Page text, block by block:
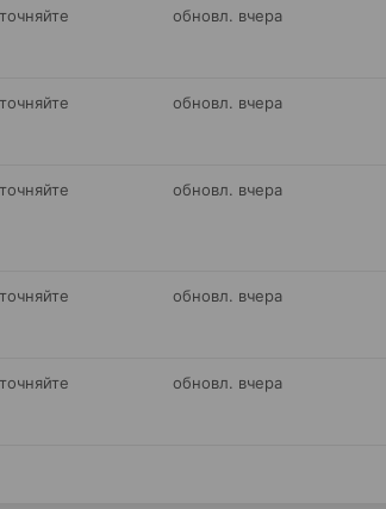
обновл. вчера
обновл. вчера
обновл. вчера
обновл. вчера
обновл. вчера